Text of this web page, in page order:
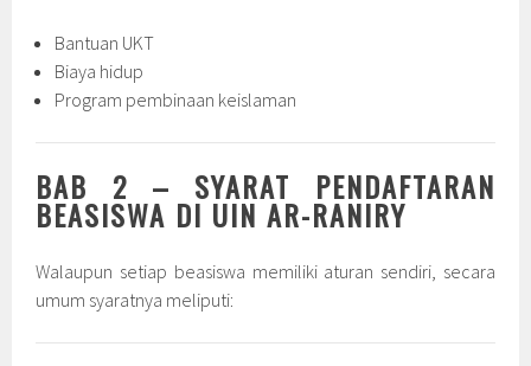
Bantuan UKT
Biaya hidup
Program pembinaan keislaman
BAB 2 – SYARAT PENDAFTARAN
BEASISWA DI UIN AR-RANIRY
Walaupun setiap beasiswa memiliki aturan sendiri, secara
umum syaratnya meliputi: